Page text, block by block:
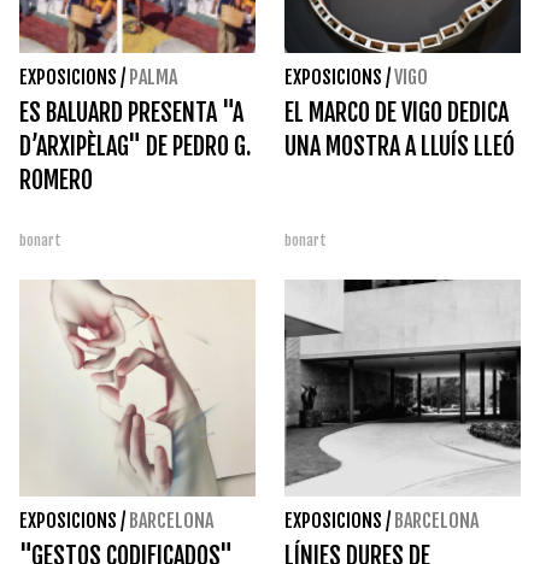
EXPOSICIONS / PALMA
ES BALUARD PRESENTA "A
D’ARXIPÈLAG" DE PEDRO G.
ROMERO
bonart
EXPOSICIONS /VIGO
EL MARCO DE VIGO DEDICA
UNA MOSTRA A LLUÍS LLEÓ
bonart
EXPOSICIONS / BARCELONA
"GESTOS CODIFICADOS"
EXPOSICIONS / BARCELONA
LÍNIES DURES DE